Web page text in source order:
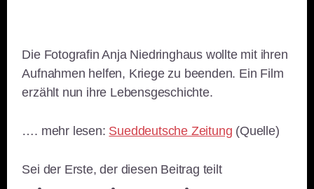
Die Fotografin Anja Niedringhaus wollte mit ihren
Aufnahmen helfen, Kriege zu beenden. Ein Film
erzählt nun ihre Lebensgeschichte.
…. mehr lesen: Sueddeutsche Zeitung (Quelle)
Sei der Erste, der diesen Beitrag teilt